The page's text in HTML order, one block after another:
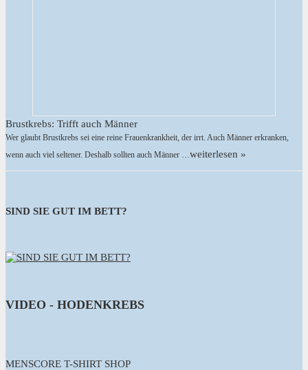
Brustkrebs: Trifft auch Männer
Wer glaubt Brustkrebs sei eine reine Frauenkrankheit, der irrt. Auch Männer erkranken,
wenn auch viel seltener. Deshalb sollten auch Männer … weiterlesen »
SIND SIE GUT IM BETT?
VIDEO - HODENKREBS
MENSCORE T-SHIRT SHOP